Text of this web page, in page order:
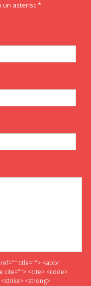
un asterisc *
title=""> <abbr
cite=""> <cite> <code>
<strong>